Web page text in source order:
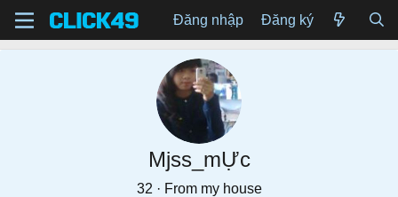
Đăng nhập Đăng ký
Mjss_mỰc
32 · From my house